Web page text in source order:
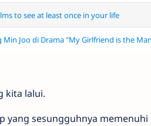
to see at least once in your life
Min Joo di Drama "My Girlfriend is the
kita lalui.
yang sesungguhnya